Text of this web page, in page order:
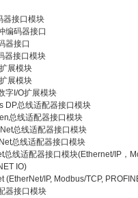
器接口模块
编码器接口
器接口
器接口模块
展模块
展模块
字I/O扩展模块
DP总线适配器接口模块
总线适配器接口模块
总线适配器接口模块
总线适配器接口模块
总线适配器接口模块(Ethernet/IP，
IO)
(EtherNet/IP, Modbus/TCP,
器接口模块